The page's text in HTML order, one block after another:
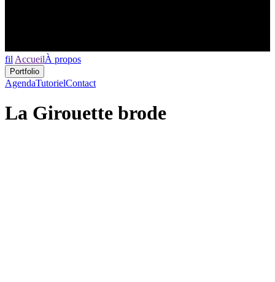
fil AccueilÀ propos
Portfolio
AgendaTutorielContact
La Girouette brode